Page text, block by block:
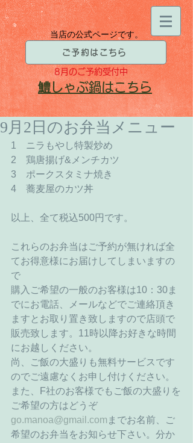
当店の公式ページです。
ご予約はこちら
8月のご予約受付中
​鱧しゃぶ鍋はこちら
9月2日のお弁当メニュー
1　ニラもやし特製炒め
2　鶏唐揚げ&メンチカツ
3　ポークスタミナ焼き
4　蕎麦屋のカツ丼
以上、全て税込500円です。
これらのお弁当はご予約が無ければ全
てお得意様にお届けしてしまいますの
で
購入ご希望の一般のお客様は10：30ま
でにお電話、メールなどでご連絡頂き
ますとお取り置き致しますので店頭で
販売致します。11時以降お好きな時間
にお越しください。
尚、ご飯の大盛りも無料サービスです
のでご遠慮なくお申し付けください。
また、F社のお客様でもご飯の大盛りを
ご希望の方はどうぞ
go.manoa@gmail.com までお名前、ご
希望のお弁当をお知らせ下さい。分か